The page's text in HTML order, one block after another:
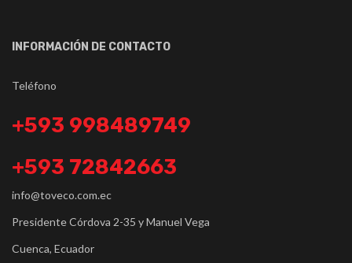
INFORMACIÓN DE CONTACTO
Teléfono
+593 998489749
+593 72842663
info@toveco.com.ec
Presidente Córdova 2-35 y Manuel Vega
Cuenca, Ecuador